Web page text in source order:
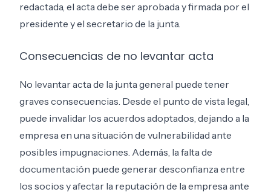
redactada, el acta debe ser aprobada y firmada por el
presidente y el secretario de la junta.
Consecuencias de no levantar acta
No levantar acta de la junta general puede tener
graves consecuencias. Desde el punto de vista legal,
puede invalidar los acuerdos adoptados, dejando a la
empresa en una situación de vulnerabilidad ante
posibles impugnaciones. Además, la falta de
documentación puede generar desconfianza entre
los socios y afectar la reputación de la empresa ante